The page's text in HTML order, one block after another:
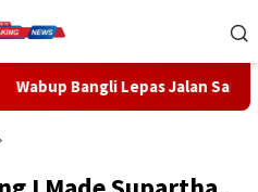
Jalan Santai, Awali Rangkaian